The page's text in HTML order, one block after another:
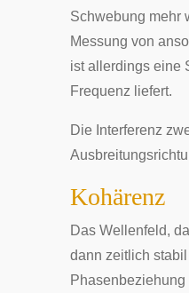
Schwebung mehr
Messung von
ist allerdings eine
Frequenz liefert.
Die Interferenz
Kohärenz
Das Wellenfeld,
dann zeitlich